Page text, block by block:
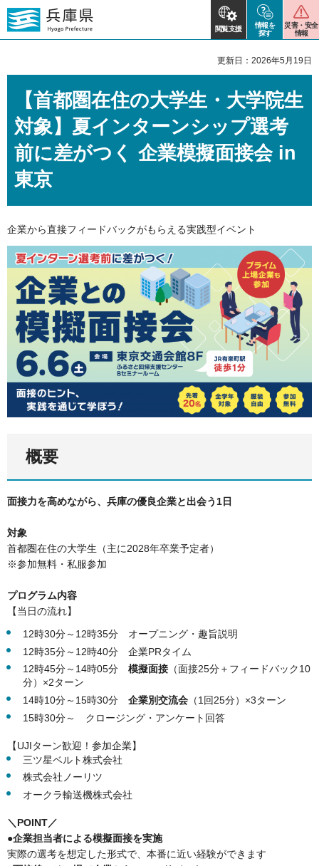
閲覧支援
情報を
探す
災害・安全
情報
更新日：2026年5月19日
【首都圏在住の大学生・大学院生
対象】夏インターンシップ選考
前に差がつく 企業模擬面接会 in
東京
企業から直接フィードバックがもらえる実践型イベント
概要
面接力を高めながら、兵庫の優良企業と出会う1日
対象
首都圏在住の大学生（主に2028年卒業予定者）
※参加無料・私服参加
プログラム内容
【当日の流れ】
12時30分～12時35分 オープニング・趣旨説明
12時35分～12時40分 企業PRタイム
12時45分～14時05分 模擬面接 （面接25分＋フィードバック10
分）×2ターン
14時10分～15時30分 企業別交流会 （1回25分）×3ターン
15時30分～ クロージング・アンケート回答
【UJIターン歓迎！参加企業】
三ツ星ベルト株式会社
株式会社ノーリツ
オークラ輸送機株式会社
＼POINT／
●企業担当者による模擬面接を実施
実際の選考を想定した形式で、本番に近い経験ができます